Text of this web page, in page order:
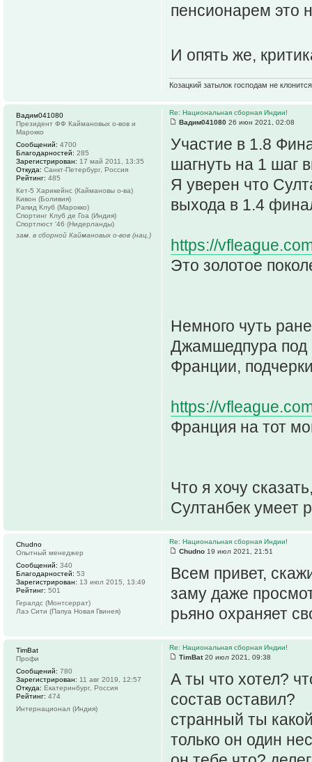
пенсионарем это
И опять же,
Козацкий затылок господам не
Re: Национальная сборная Индии!
Вадим041080 26 июн 2021, 02:08
Участие в 1.8
шагнуть на 1 шаг
Я уверен что
выхода в 1.4
https://
Это золотое
Немного чуть
Джамшедпура под
Франции,
https://
Франция на тот
Что я хочу
Султанбек умеет
Вадим041080
Президент ФФ Каймановых о-вов и
Марокко
Сообщений: 4700
Благодарностей: 285
Зарегистрирован: 17 май 2011, 13:35
Откуда: Санкт-Петербург, Россия
Рейтинг: 485
Кет-5 Харикейнс (Каймановы о-ва)
Кивон (Боливия)
Рапид Клуб (Марокко)
Спортинг Клуб де Гоа (Индия)
Спортлюст '46 (Нидерланды)
зам. в сборной Каймановых о-вов (нац.)
Re: Национальная сборная Индии!
Chudno 19 июл 2021, 21:51
Всем привет,
заму даже
рьяно охраняет
Chudno
Опытный менеджер
Сообщений: 340
Благодарностей: 53
Зарегистрирован: 13 июл 2015, 13:49
Рейтинг: 501
Гералдс (Монтсеррат)
Лаэ Сити (Папуа Новая Гвинея)
Re: Национальная сборная Индии!
TimBat20 июл 2021, 09:38
А ты что хотел?
состав оставил?
странный ты
только он один
TimBat
Профи
Сообщений: 780
Зарегистрирован: 11 авг 2019, 12:57
Откуда: Екатеринбург, Россия
Рейтинг: 474
Интернационал (Индия)